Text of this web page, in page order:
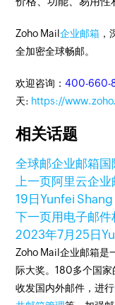
Zoho Mail企业邮箱
全加密全球畅邮。
欢迎咨询：400-660-
天: https://
相关话题
全球邮企业邮箱
上一页阿里云企
19日Yunfei Shang
下一页用电子邮
2023年7月25日
Zoho Mail企业邮箱是
际大奖。180多个国
收发国内外邮件，进行